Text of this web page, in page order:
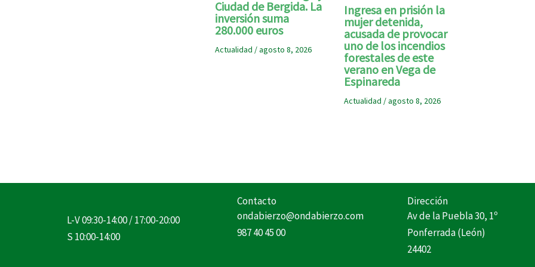
Ciudad de Bergida. La
inversión suma
280.000 euros
Actualidad /agosto 8, 2026
Ingresa en prisión la
mujer detenida,
acusada de provocar
uno de los incendios
forestales de este
verano en Vega de
Espinareda
Actualidad /agosto 8, 2026
L-V 09:30-14:00 / 17:00-20:00
S 10:00-14:00
Contacto
ondabierzo@ondabierzo.com
987 40 45 00
Dirección
Av de la Puebla 30, 1º
Ponferrada (León)
24402